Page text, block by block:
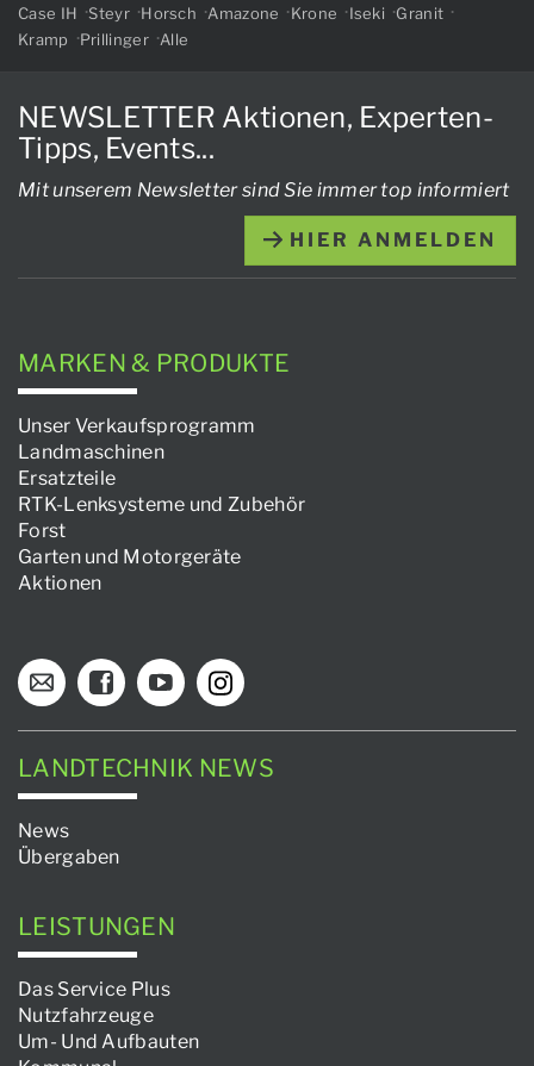
Case IH
Steyr Horsch Amazone Krone Iseki
Granit
Kramp
Prillinger Alle
NEWSLETTER Aktionen, Experten-
Tipps, Events...
Mit unserem Newsletter sind Sie immer top informiert
HIER ANMELDEN
MARKEN & PRODUKTE
Unser Verkaufsprogramm
Landmaschinen
Ersatzteile
RTK-Lenksysteme und Zubehör
Forst
Garten und Motorgeräte
Aktionen
LANDTECHNIK NEWS
News
Übergaben
LEISTUNGEN
Das Service Plus
Nutzfahrzeuge
Um- Und Aufbauten